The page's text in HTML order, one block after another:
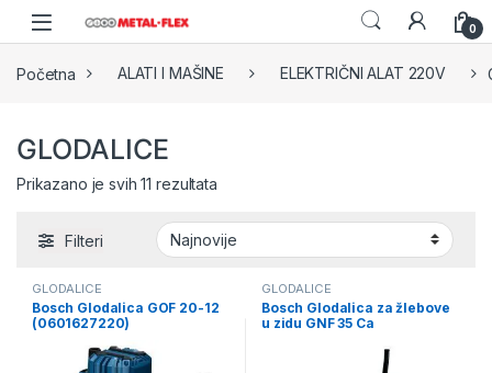
Skip to navigation
Skip to content
0
Početna ALATI I MAŠINE ELEKTRIČNI ALAT 220V
GLODALICE
Prikazano je svih 11 rezultataSorted by latest
Filteri
GLODALICE
Bosch Glodalica GOF 20-12
(0601627220)
GLODALICE
Bosch Glodalica za žlebove
u zidu GNF 35 Ca